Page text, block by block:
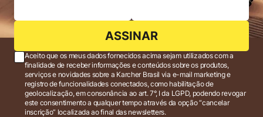
ASSINAR
Aceito que os meus dados fornecidos acima sejam utilizados com a
finalidade de receber informações e conteúdos sobre os produtos,
serviços e novidades sobre a Karcher Brasil via e-mail marketing e
registro de funcionalidades conectados, como habilitação de
geolocalização, em consonância ao art. 7°, I da LGPD, podendo revogar
este consentimento a qualquer tempo através da opção “cancelar
inscrição” localizada ao final das newsletters.